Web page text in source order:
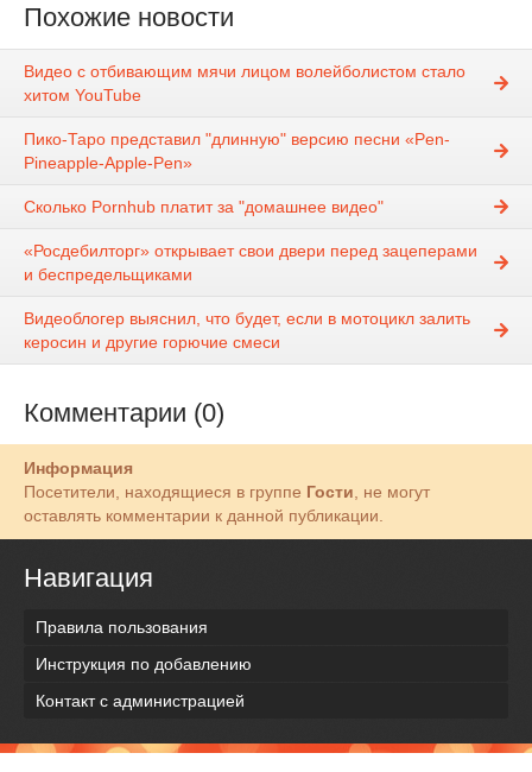
Похожие новости
Видео с отбивающим мячи лицом волейболистом стало
хитом YouTube
Пико-Таро представил "длинную" версию песни «Pen-
Pineapple-Apple-Pen»
Сколько Pornhub платит за "домашнее видео"
«Росдебилторг» открывает свои двери перед зацеперами
и беспредельщиками
Видеоблогер выяснил, что будет, если в мотоцикл залить
керосин и другие горючие смеси
Комментарии (0)
Информация
Посетители, находящиеся в группе Гости , не могут
оставлять комментарии к данной публикации.
Навигация
Правила пользования
Инструкция по добавлению
Контакт с администрацией